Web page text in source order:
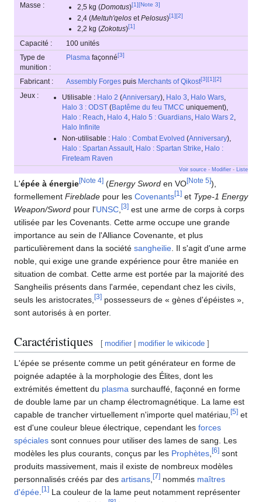
Masse : 2,5 kg (Domotus)[1][Note 3]
2,4 (Meltuh'qelosetPelosus)[1][2]
2,2 kg (Zokotus)[1]
Capacité :
100 unités
Type de
munition :
Plasma façonné[3]
Fabricant : Assembly Forges puis Merchants of Qikost[3][1][2]
Jeux : Utilisable : Halo 2 (Anniversary), Halo 3 Halo Wars,
Halo 3 : ODST(Baptême du feu TMCC uniquement),
Halo : Reach
Halo 4, Halo 5 : Guardians, Halo Wars 2
Halo Infinite
Non-utilisable : Halo : Combat Evolved (Anniversary),
Halo : Spartan Assault, Halo : Spartan Strike
Halo :
Fireteam Raven
Voir source - Modifier - Liste
L'épée à énergie[Note 4] (Energy Sword en VO[Note 5]),
formellement Fireblade pour les Covenants[1 ] et Type-1 Energy
Weapon/Sword pour l'UNSC [3] est une arme de corps à corps
utilisée par les Covenants. Cette arme occupe une grande
importance au sein de l'Alliance Covenante, et plus
particulièrement dans la société sangheilie . Il s'agit d'une arme
noble, qui exige une grande expérience pour être maniée en
situation de combat. Cette arme est portée par la majorité des
Sangheilis présents dans l'armée, cependant chez les civils,
seuls les aristocrates, [3] possesseurs de « gènes d'épéistes »,
sont autorisés à en porter.
Caractéristiques [ modifier |modifier le wikicode ]
L'épée se présente comme un petit générateur en forme de
poignée adaptée à la morphologie des Élites, dont les
extrémités émettent du plasma surchauffé, façonné en forme
de double lame par un champ électromagnétique. La lame est
capable de trancher virtuellement n'importe quel matériau, [5] et
est d'une couleur bleue électrique, cependant les forces
spéciales sont connues pour utiliser des lames de sang. Les
modèles les plus courants, conçus par les Prophètes [6] sont
produits massivement, mais il existe de nombreux modèles
personnalisés créés par des artisans [7] nommés maîtres
d'épée [1 ] La couleur de la lame peut notamment représenter